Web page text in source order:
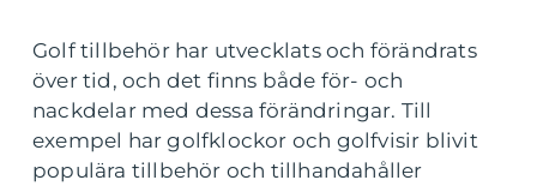
Golf tillbehör har utvecklats och förändrats
över tid, och det finns både för- och
nackdelar med dessa förändringar. Till
exempel har golfklockor och golfvisir blivit
populära tillbehör och tillhandahåller